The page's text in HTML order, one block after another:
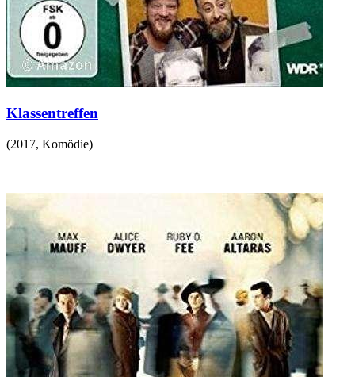
Klassentreffen
(2017, Komödie)